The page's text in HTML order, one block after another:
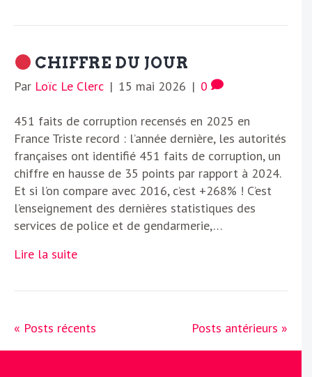
CHIFFRE DU JOUR
Par Loïc Le Clerc | 15 mai 2026 | 0
451 faits de corruption recensés en 2025 en
France Triste record : l’année dernière, les autorités
françaises ont identifié 451 faits de corruption, un
chiffre en hausse de 35 points par rapport à 2024.
Et si l’on compare avec 2016, c’est +268% ! C’est
l’enseignement des dernières statistiques des
services de police et de gendarmerie,…
Lire la suite
« Posts récents Posts antérieurs »